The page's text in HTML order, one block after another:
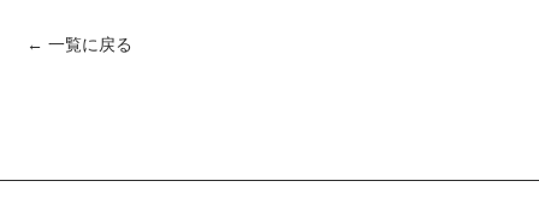
← 一覧に戻る